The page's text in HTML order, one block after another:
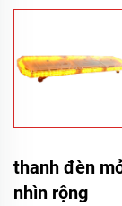
thanh đèn
nhìn rộng